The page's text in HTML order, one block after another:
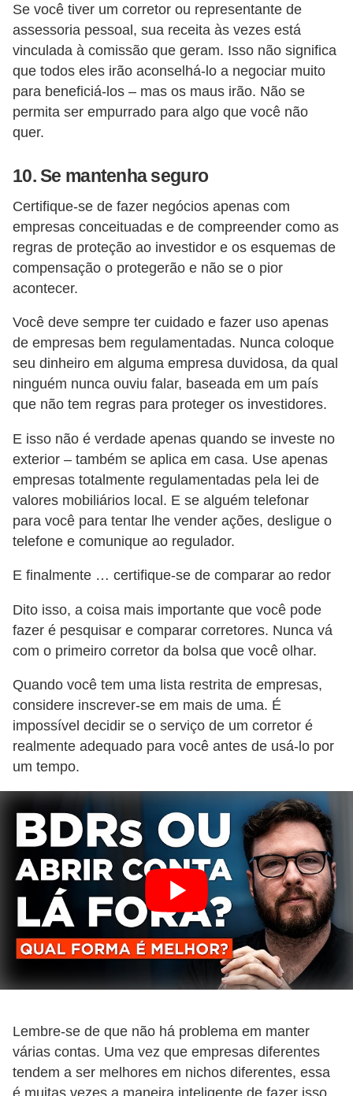
Se você tiver um corretor ou representante de
assessoria pessoal, sua receita às vezes está
vinculada à comissão que geram. Isso não significa
que todos eles irão aconselhá-lo a negociar muito
para beneficiá-los – mas os maus irão. Não se
permita ser empurrado para algo que você não
quer.
10. Se mantenha seguro
Certifique-se de fazer negócios apenas com
empresas conceituadas e de compreender como as
regras de proteção ao investidor e os esquemas de
compensação o protegerão e não se o pior
acontecer.
Você deve sempre ter cuidado e fazer uso apenas
de empresas bem regulamentadas. Nunca coloque
seu dinheiro em alguma empresa duvidosa, da qual
ninguém nunca ouviu falar, baseada em um país
que não tem regras para proteger os investidores.
E isso não é verdade apenas quando se investe no
exterior – também se aplica em casa. Use apenas
empresas totalmente regulamentadas pela lei de
valores mobiliários local. E se alguém telefonar
para você para tentar lhe vender ações, desligue o
telefone e comunique ao regulador.
E finalmente … certifique-se de comparar ao redor
Dito isso, a coisa mais importante que você pode
fazer é pesquisar e comparar corretores. Nunca vá
com o primeiro corretor da bolsa que você olhar.
Quando você tem uma lista restrita de empresas,
considere inscrever-se em mais de uma. É
impossível decidir se o serviço de um corretor é
realmente adequado para você antes de usá-lo por
um tempo.
Lembre-se de que não há problema em manter
várias contas. Uma vez que empresas diferentes
tendem a ser melhores em nichos diferentes, essa